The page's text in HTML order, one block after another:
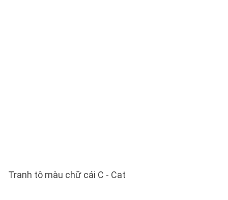
Tranh tô màu chữ cái C - Cat